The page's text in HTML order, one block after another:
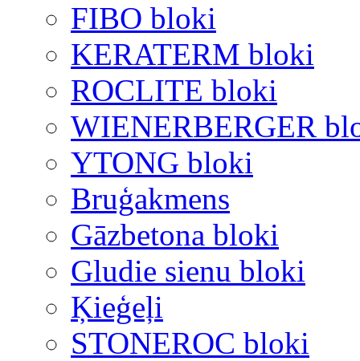
FIBO bloki
KERATERM bloki
ROCLITE bloki
WIENERBERGER
YTONG bloki
Bruģakmens
Gāzbetona bloki
Gludie sienu bloki
Ķieģeļi
STONEROC bloki